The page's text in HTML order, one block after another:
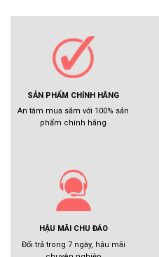
SẢN PHẨM CHÍNH HÃNG
An tâm mua sắm với 100% sản
phẩm chính hãng
HẬU MÃI CHU ĐÁO
Đổi trả trong 7 ngày, hậu mãi